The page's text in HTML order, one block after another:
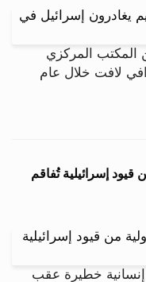
المكتب المركزي
لافت خلال عام
إسرائيلية تُفاقم
خطيرة عقب